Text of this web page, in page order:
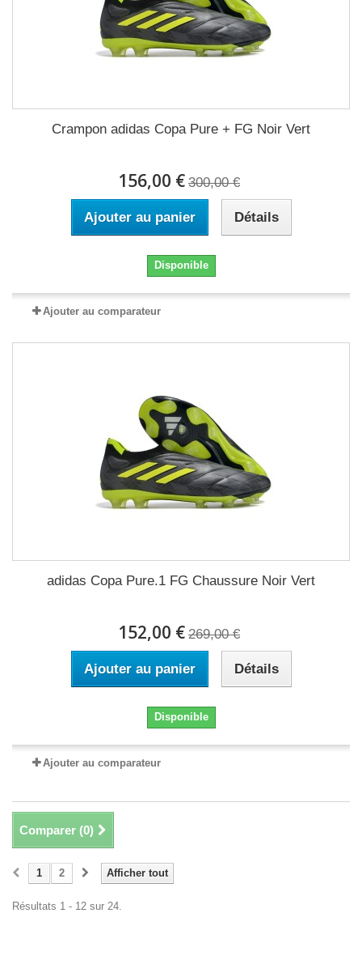
Crampon adidas Copa Pure + FG Noir Vert
156,00 € 300,00 €
Ajouter au panier Détails
Disponible
Ajouter au comparateur
adidas Copa Pure.1 FG Chaussure Noir Vert
152,00 € 269,00 €
Ajouter au panier Détails
Disponible
Ajouter au comparateur
Comparer (0)
Afficher tout
1 2
Résultats 1 - 12 sur 24.